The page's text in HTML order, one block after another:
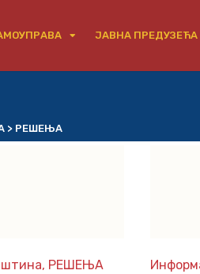
ЈАВНА ПРЕДУЗЕЋА
> РЕШЕЊА
, РЕШЕЊА